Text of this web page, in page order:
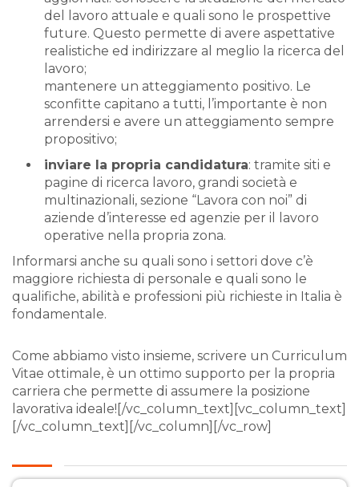
del lavoro attuale e quali sono le prospettive
future. Questo permette di avere aspettative
realistiche ed indirizzare al meglio la ricerca del
lavoro;
mantenere un atteggiamento positivo. Le
sconfitte capitano a tutti, l’importante è non
arrendersi e avere un atteggiamento sempre
propositivo;
inviare la propria candidatura: tramite siti e
pagine di ricerca lavoro, grandi società e
multinazionali, sezione “Lavora con noi” di
aziende d’interesse ed agenzie per il lavoro
operative nella propria zona.
Informarsi anche su quali sono i settori dove c’è
maggiore richiesta di personale e quali sono le
qualifiche, abilità e professioni più richieste in Italia è
fondamentale.
Come abbiamo visto insieme, scrivere un Curriculum
Vitae ottimale, è un ottimo supporto per la propria
carriera che permette di assumere la posizione
lavorativa ideale![/vc_column_text][vc_column_text]
[/vc_column_text][/vc_column][/vc_row]